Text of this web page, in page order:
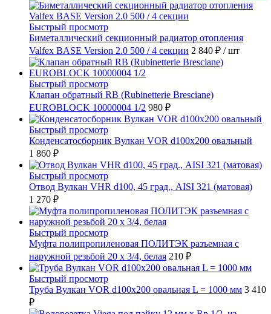
Быстрый просмотр
Биметаллический секционный радиатор отопления
Valfex BASE Version 2.0 500 / 4 секции 2 840 ₽ / шт
Быстрый просмотр
Клапан обратный RB (Rubinetterie Bresciane)
EUROBLOCK 10000004 1/2 980 ₽
Быстрый просмотр
Конденсатосборник Вулкан VOR d100x200 овальный
1 860 ₽
Быстрый просмотр
Отвод Вулкан VHR d100, 45 град., AISI 321 (матовая)
1 270 ₽
Быстрый просмотр
Муфта полипропиленовая ПОЛИТЭК разъемная с
наружной резьбой 20 x 3/4, белая 210 ₽
Быстрый просмотр
Труба Вулкан VOR d100x200 овальная L = 1000 мм 3 410
₽